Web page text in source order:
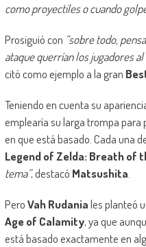
como proyectiles o cuando
Prosiguió con “sobre todo,
ataque querrían los jugadores al
citó como ejemplo a la gran
Teniendo en cuenta su
emplearía su larga trompa para
en que está basado. Cada una
Legend of Zelda: Breath of
tema”, destacó Matsushita
PeroVah Rudaniales planteó
Age of Calamity, ya que
está basado exactamente en